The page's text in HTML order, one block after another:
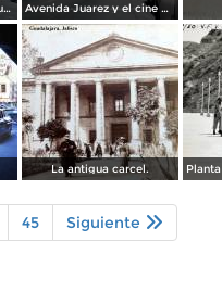
Tienda El Nuevo Paris Guadalajara, Jalisco 1961 Avenida Juarez y el cine Variedades Guadalajara, Jalisco 1961
La antigua carcel.
45 Siguiente